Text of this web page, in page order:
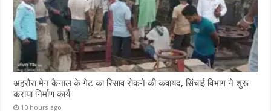
अहरौरा मेन कैनाल के गेट का रिसाव रोकने की कवायद, सिंचाई विभाग ने शुरू
कराया निर्माण कार्य
10 hours ago